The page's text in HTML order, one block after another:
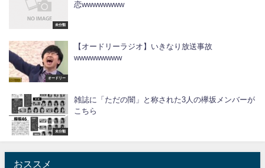
未分類
恋wwwwwwww
オードリー
【オードリーラジオ】いきなり放送事故
wwwwwwwww
未分類
雑誌に「ただの闇」と称された3人の欅坂メンバーが
こちら
おススメ